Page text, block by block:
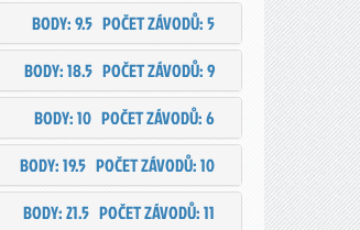
POČET ZÁVODŮ: 5
BODY: 9.5
POČET ZÁVODŮ: 9
BODY: 18.5
POČET ZÁVODŮ: 6
BODY: 10
POČET ZÁVODŮ: 10
BODY: 19.5
POČET ZÁVODŮ: 11
BODY: 21.5